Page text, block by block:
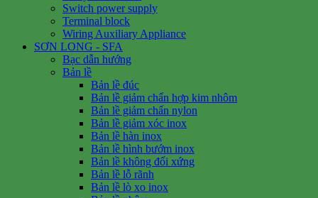
Switch power supply
Terminal block
Wiring Auxiliary Appliance
SƠN LONG - SFA
Bạc dẫn hướng
Bản lề
Bản lề đúc
Bản lề giảm chấn hợp kim nhôm
Bản lề giảm chấn nylon
Bản lề giảm xóc inox
Bản lề hàn inox
Bản lề hình bướm inox
Bản lề không đối xứng
Bản lề lỗ rãnh
Bản lề lò xo inox